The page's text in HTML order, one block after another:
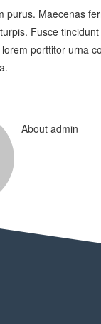
purus. Maecenas
Fusce
porttitor urna
About admin